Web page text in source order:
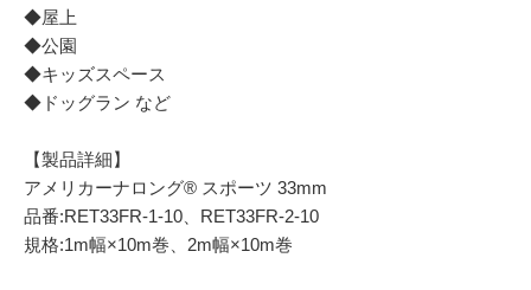
◆屋上
◆公園
◆キッズスペース
◆ドッグラン など
【製品詳細】
アメリカーナロング® スポーツ 33mm
品番:RET33FR-1-10、RET33FR-2-10
規格:1m幅×10m巻、2m幅×10m巻